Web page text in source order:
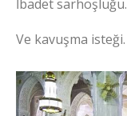
İbadet sarhoşluğu.
Ve kavuşma isteği.